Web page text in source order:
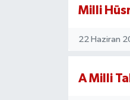
Milli
22 Haziran
A Milli